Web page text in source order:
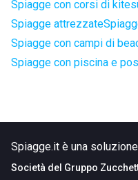
Spiagge con corsi di
Spiagge attrezzate
Spiagge con campi di
Spiagge con piscina e
Spiagge.it è una
Società del Gruppo